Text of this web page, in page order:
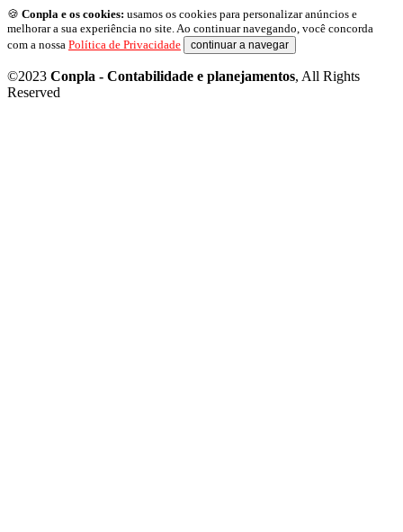
🍪 Conpla e os cookies: usamos os cookies para personalizar anúncios e
melhorar a sua experiência no site. Ao continuar navegando, você concorda
com a nossa Política de Privacidade continuar a navegar
©2023 Conpla - Contabilidade e planejamentos, All Rights
Reserved